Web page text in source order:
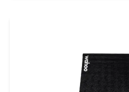
van wind impact alleen
complexe apparatuur. De
brengt daar verandering in